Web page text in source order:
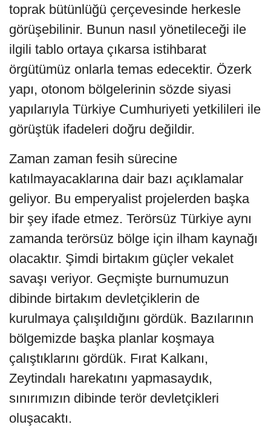
toprak bütünlüğü çerçevesinde herkesle
görüşebilinir. Bunun nasıl yönetileceği ile
ilgili tablo ortaya çıkarsa istihbarat
örgütümüz onlarla temas edecektir. Özerk
yapı, otonom bölgelerinin sözde siyasi
yapılarıyla Türkiye Cumhuriyeti yetkilileri ile
görüştük ifadeleri doğru değildir.
Zaman zaman fesih sürecine
katılmayacaklarına dair bazı açıklamalar
geliyor. Bu emperyalist projelerden başka
bir şey ifade etmez. Terörsüz Türkiye aynı
zamanda terörsüz bölge için ilham kaynağı
olacaktır. Şimdi birtakım güçler vekalet
savaşı veriyor. Geçmişte burnumuzun
dibinde birtakım devletçiklerin de
kurulmaya çalışıldığını gördük. Bazılarının
bölgemizde başka planlar koşmaya
çalıştıklarını gördük. Fırat Kalkanı,
Zeytindalı harekatını yapmasaydık,
sınırımızın dibinde terör devletçikleri
oluşacaktı.